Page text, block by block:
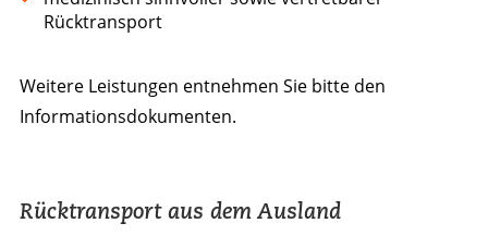
Rücktransport
Weitere Leistungen entnehmen Sie bitte den
Informationsdokumenten.
Rücktransport aus dem Ausland